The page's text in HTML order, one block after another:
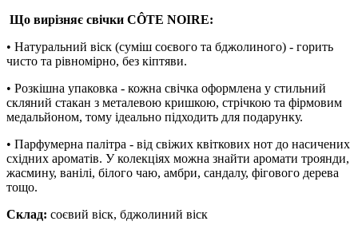
Що вирізняє свічки CÔTE NOIRE:
• Натуральний віск (суміш соєвого та бджолиного) - горить
чисто та рівномірно, без кіптяви.
• Розкішна упаковка - кожна свічка оформлена у стильний
скляний стакан з металевою кришкою, стрічкою та фірмовим
медальйоном, тому ідеально підходить для подарунку.
• Парфумерна палітра - від свіжих квіткових нот до насичених
східних ароматів. У колекціях можна знайти аромати троянди,
жасмину, ванілі, білого чаю, амбри, сандалу, фігового дерева
тощо.
Склад: соєвий віск, бджолиний віск